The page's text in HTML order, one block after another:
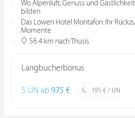
Wo Alpenluft, Genuss und
bilden
Das Löwen Hotel Montafon: Ihr
Momente
56.4 km nach Thusis
Langbucherbonus
5 ÜN ab 975 € 195 € / ÜN